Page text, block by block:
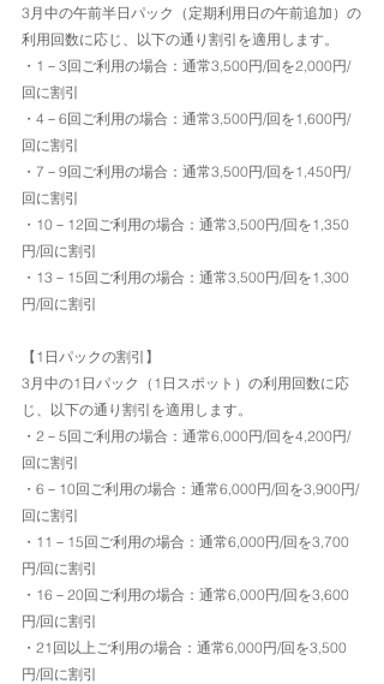
3月中の午前半日パック（定期利用日の午前追加）の
利用回数に応じ、以下の通り割引を適用します。
・1－3回ご利用の場合：通常3,500円/回を2,000円/
回に割引
・4－6回ご利用の場合：通常3,500円/回を1,600円/
回に割引
・7－9回ご利用の場合：通常3,500円/回を1,450円/
回に割引
・10－12回ご利用の場合：通常3,500円/回を1,350
円/回に割引
・13－15回ご利用の場合：通常3,500円/回を1,300
円/回に割引
【1日パックの割引】
3月中の1日パック（1日スポット）の利用回数に応
じ、以下の通り割引を適用します。
・2－5回ご利用の場合：通常6,000円/回を4,200円/
回に割引
・6－10回ご利用の場合：通常6,000円/回を3,900円/
回に割引
・11－15回ご利用の場合：通常6,000円/回を3,700
円/回に割引
・16－20回ご利用の場合：通常6,000円/回を3,600
円/回に割引
・21回以上ご利用の場合：通常6,000円/回を3,500
円/回に割引